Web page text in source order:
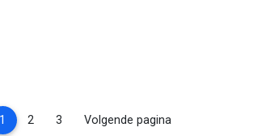
1 (current)
2 3 Volgende pagina